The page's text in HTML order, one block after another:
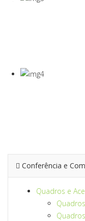
Conferência e
Quadros e